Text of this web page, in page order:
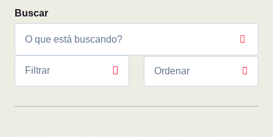
Filtrar Ordenar